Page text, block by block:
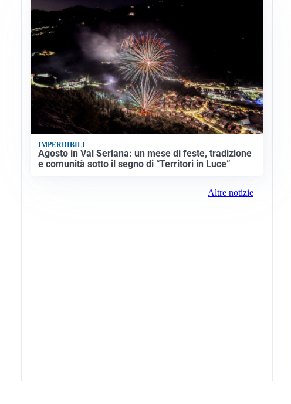
IMPERDIBILI
Agosto in Val Seriana: un mese di feste, tradizione
e comunità sotto il segno di “Territori in Luce”
Altre notizie